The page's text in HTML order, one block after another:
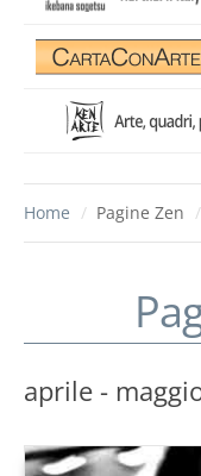
Home / Pagine Zen /
aprile -